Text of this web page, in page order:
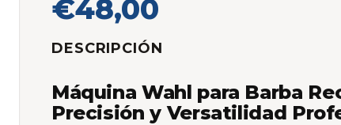
€48,00
DESCRIPCIÓN
Máquina Wahl para Barba
Precisión y Versatilidad